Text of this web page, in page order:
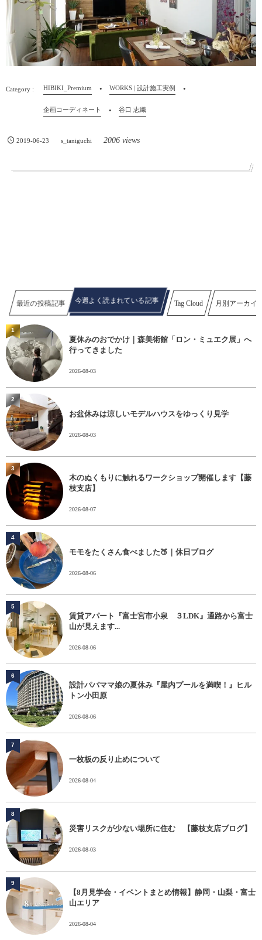
HIBIKI_Premium WORKS | 設計施工実例
企画コーディネート 谷口 志織
2019-06-23 s_taniguchi 2006 views
最近の投稿記事 今週よく読まれている記事 Tag Cloud 月別アーカイ
夏休みのおでかけ｜森美術館「ロン・ミュエク展」へ
行ってきました
2026-08-03
1
お盆休みは涼しいモデルハウスをゆっくり見学
2026-08-03
2
木のぬくもりに触れるワークショップ開催します【藤
枝支店】
2026-08-07
3
モモをたくさん食べました🍑｜休日ブログ
2026-08-06
4
賃貸アパート『富士宮市小泉 ３LDK』通路から富士
山が見えます...
2026-08-06
5
設計パパママ娘の夏休み『屋内プールを満喫！』ヒル
トン小田原
2026-08-06
6
一枚板の反り止めについて
2026-08-04
7
災害リスクが少ない場所に住む 【藤枝支店ブログ】
2026-08-03
8
【8月見学会・イベントまとめ情報】静岡・山梨・富士
山エリア
2026-08-04
9